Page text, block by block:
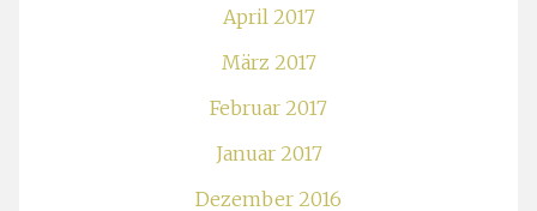
April 2017
März 2017
Februar 2017
Januar 2017
Dezember 2016